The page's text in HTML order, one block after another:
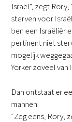
Israël”, zegt
sterven voor
ben een Israëliër
pertinent níet
mogelijk
Yorker zoveel van
Dan ontstaat er
mannen:
“Zeg eens, Rory,